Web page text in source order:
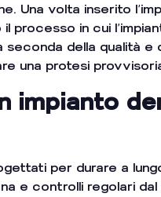
Una volta inserito
processo in cui
seconda della qualità e
una protesi
impianto
per durare a
e controlli regolari